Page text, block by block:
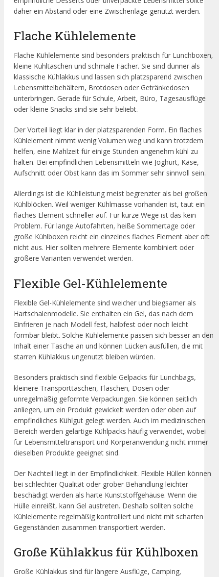
daher ein Abstand oder eine Zwischenlage genutzt werden.
Flache Kühlelemente
Flache Kühlelemente sind besonders praktisch für Lunchboxen,
kleine Kühltaschen und schmale Fächer. Sie sind dünner als
klassische Kühlakkus und lassen sich platzsparend zwischen
Lebensmittelbehältern, Brotdosen oder Getränkedosen
unterbringen. Gerade für Schule, Arbeit, Büro, Tagesausflüge
oder kleine Snacks sind sie sehr beliebt.
Der Vorteil liegt klar in der platzsparenden Form. Ein flaches
Kühlelement nimmt wenig Volumen weg und kann trotzdem
helfen, eine Mahlzeit für einige Stunden angenehm kühl zu
halten. Bei empfindlichen Lebensmitteln wie Joghurt, Käse,
Aufschnitt oder Obst kann das im Sommer sehr sinnvoll sein.
Allerdings ist die Kühlleistung meist begrenzter als bei großen
Kühlblöcken. Weil weniger Kühlmasse vorhanden ist, taut ein
flaches Element schneller auf. Für kurze Wege ist das kein
Problem. Für lange Autofahrten, heiße Sommertage oder
große Kühlboxen reicht ein einzelnes flaches Element aber oft
nicht aus. Hier sollten mehrere Elemente kombiniert oder
größere Varianten verwendet werden.
Flexible Gel-Kühlelemente
Flexible Gel-Kühlelemente sind weicher und biegsamer als
Hartschalenmodelle. Sie enthalten ein Gel, das nach dem
Einfrieren je nach Modell fest, halbfest oder noch leicht
formbar bleibt. Solche Kühlelemente passen sich besser an den
Inhalt einer Tasche an und können Lücken ausfüllen, die mit
starren Kühlakkus ungenutzt bleiben würden.
Besonders praktisch sind flexible Gelpacks für Lunchbags,
kleinere Transporttaschen, Flaschen, Dosen oder
unregelmäßig geformte Verpackungen. Sie können seitlich
anliegen, um ein Produkt gewickelt werden oder oben auf
empfindliches Kühlgut gelegt werden. Auch im medizinischen
Bereich werden gelartige Kühlpacks häufig verwendet, wobei
für Lebensmitteltransport und Körperanwendung nicht immer
dieselben Produkte geeignet sind.
Der Nachteil liegt in der Empfindlichkeit. Flexible Hüllen können
bei schlechter Qualität oder grober Behandlung leichter
beschädigt werden als harte Kunststoffgehäuse. Wenn die
Hülle einreißt, kann Gel austreten. Deshalb sollten solche
Kühlelemente regelmäßig kontrolliert und nicht mit scharfen
Gegenständen zusammen transportiert werden.
Große Kühlakkus für Kühlboxen
Große Kühlakkus sind für längere Ausflüge, Camping,